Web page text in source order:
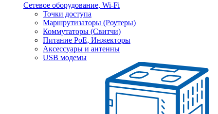
Сетевое оборудование, Wi-Fi
Точки доступа
Маршрутизаторы (Роутеры)
Коммутаторы (Свитчи)
Питание PoE, Инжекторы
Аксессуары и антенны
USB модемы